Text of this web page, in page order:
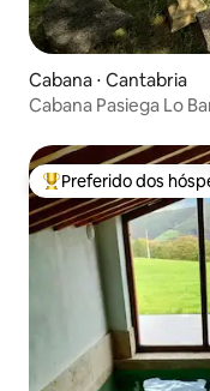
Cabana ⋅ Cantabria
Cabana Pasiega Lo
Entre os melhores
Preferido dos